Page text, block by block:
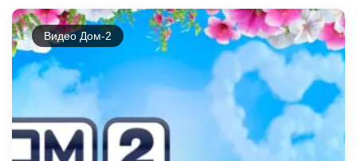
Видео Дом-2